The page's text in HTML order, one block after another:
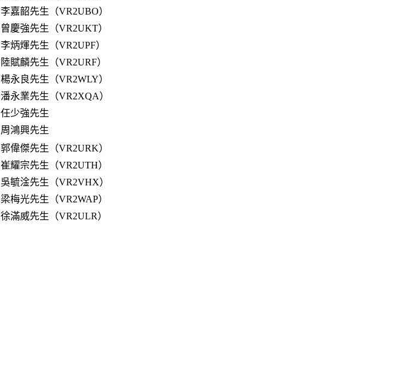
李嘉韶先生（VR2UBO）
曾慶強先生（VR2UKT）
李炳煇先生（VR2UPF）
陸賦麟先生（VR2URF）
楊永良先生（VR2WLY）
潘永業先生（VR2XQA）
任少強先生
周鴻興先生
郭偉傑先生（VR2URK）
崔耀宗先生（VR2UTH）
吳毓淦先生（VR2VHX）
梁梅光先生（VR2WAP）
徐滿威先生（VR2ULR）